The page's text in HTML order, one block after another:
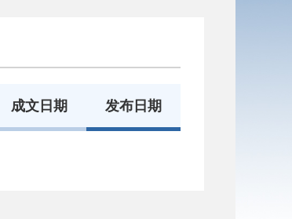
成文日期 发布日期